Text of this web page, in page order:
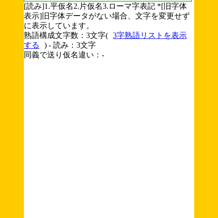
[読み]1.平仮名2.片仮名3.ローマ字表記 *[旧字体
表示]旧字体データがない場合、文字を変更せず
に表示しています。
熟語構成文字数：3文字( 3字熟語リストを表示
する
) - 読み：3文字
同義で送り仮名違い：-